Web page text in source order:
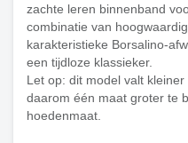
zachte leren binnenband
combinatie van
karakteristieke Borsalino-
een tijdloze klassieker.
Let op: dit model valt
daarom één maat groter te
hoedenmaat.